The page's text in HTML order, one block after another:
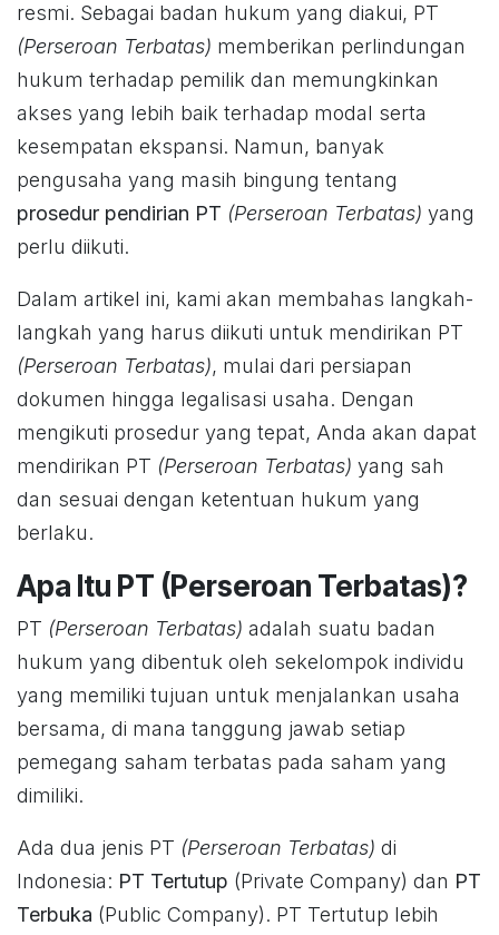
resmi. Sebagai badan hukum yang diakui, PT
(Perseroan Terbatas) memberikan perlindungan
hukum terhadap pemilik dan memungkinkan
akses yang lebih baik terhadap modal serta
kesempatan ekspansi. Namun, banyak
pengusaha yang masih bingung tentang
prosedur pendirian PT (Perseroan Terbatas) yang
perlu diikuti.
Dalam artikel ini, kami akan membahas langkah-
langkah yang harus diikuti untuk mendirikan PT
(Perseroan Terbatas), mulai dari persiapan
dokumen hingga legalisasi usaha. Dengan
mengikuti prosedur yang tepat, Anda akan dapat
mendirikan PT (Perseroan Terbatas) yang sah
dan sesuai dengan ketentuan hukum yang
berlaku.
Apa Itu PT (Perseroan Terbatas)?
PT (Perseroan Terbatas) adalah suatu badan
hukum yang dibentuk oleh sekelompok individu
yang memiliki tujuan untuk menjalankan usaha
bersama, di mana tanggung jawab setiap
pemegang saham terbatas pada saham yang
dimiliki.
Ada dua jenis PT (Perseroan Terbatas) di
Indonesia: PT Tertutup (Private Company) dan PT
Terbuka (Public Company). PT Tertutup lebih